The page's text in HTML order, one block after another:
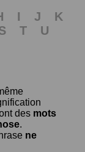
I J
K
T
U
des mots
.
ne